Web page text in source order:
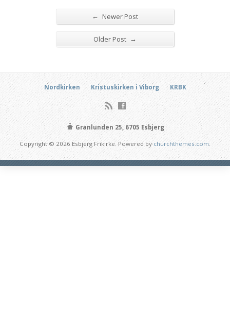
← Newer Post
Older Post →
Nordkirken Kristuskirken i Viborg KRBK
Granlunden 25, 6705 Esbjerg
Copyright © 2026 Esbjerg Frikirke. Powered bychurchthemes.com